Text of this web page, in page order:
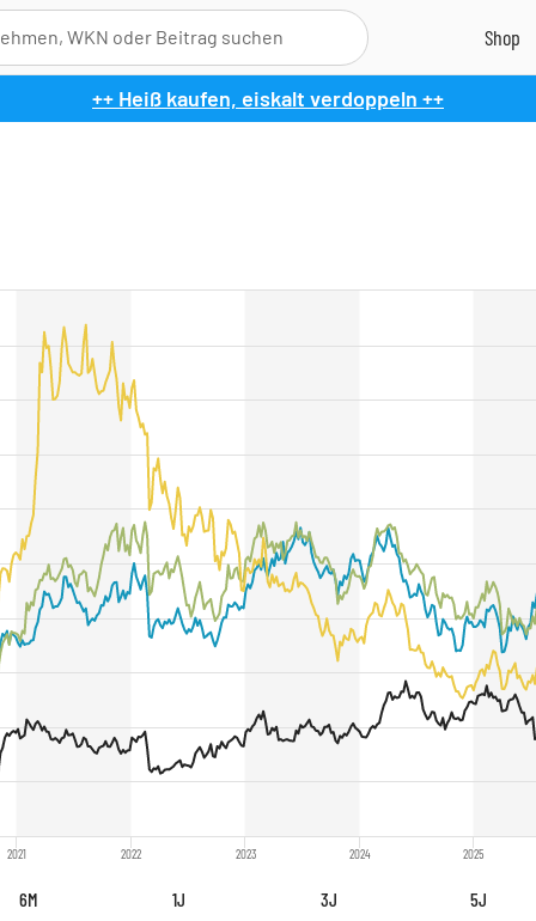
++ Heiß kaufen, eiskalt verdoppeln ++
2021 2022 2023 2024 2025
6M 1J 3J 5J